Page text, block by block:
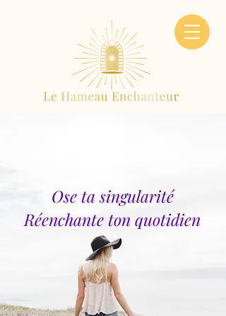
Ose ta singularité
Réenchante ton quotidien